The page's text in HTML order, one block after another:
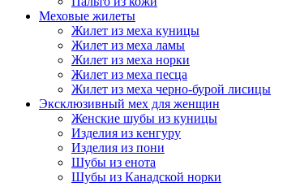
Меховые жилеты
Жилет из меха куницы
Жилет из меха ламы
Жилет из меха норки
Жилет из меха песца
Жилет из меха черно-бурой лисицы
Эксклюзивный мех для женщин
Женские шубы из куницы
Изделия из кенгуру
Изделия из пони
Шубы из енота
Шубы из Канадской норки